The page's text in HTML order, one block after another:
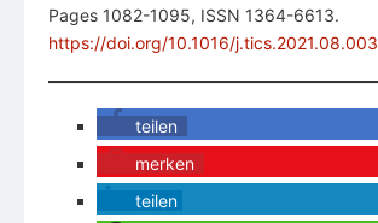
Pages 1082-1095, ISSN 1364-6613.
https://doi.org/10.1016/j.tics.2021.08.003
teilen
merken
teilen